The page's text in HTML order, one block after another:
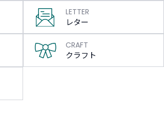
LETTER
レター
CRAFT
クラフト